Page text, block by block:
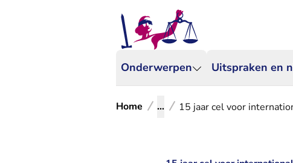
Onderwerpen Uitspraken en
Home ... 15 jaar cel voor